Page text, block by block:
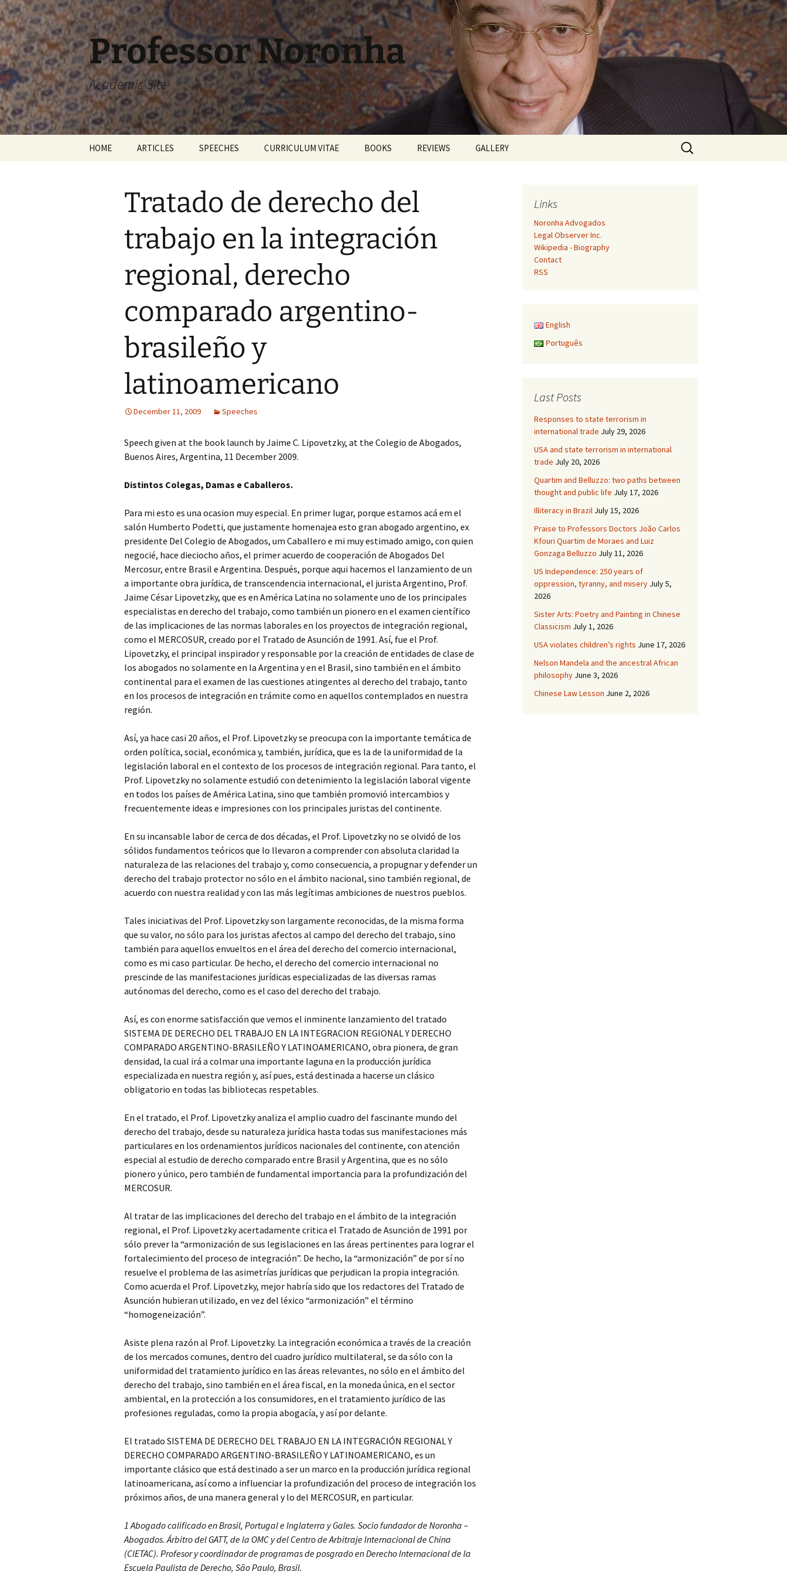
Skip
to
content
Professor Noronha
Academic Site
HOME ARTICLES SPEECHES CURRICULUM VITAE BOOKS REVIEWS GALLERY
Search
for:
Tratado de derecho del
trabajo en la integración
regional, derecho
comparado argentino-
brasileño y
latinoamericano
December 11, 2009 Speeches
Speech given at the book launch by Jaime C. Lipovetzky, at the Colegio de Abogados,
Buenos Aires, Argentina, 11 December 2009.
Distintos Colegas, Damas e Caballeros.
Para mi esto es una ocasion muy especial. En primer lugar, porque estamos acá em el
salón Humberto Podetti, que justamente homenajea esto gran abogado argentino, ex
presidente Del Colegio de Abogados, um Caballero e mi muy estimado amigo, con quien
negocié, hace dieciocho años, el primer acuerdo de cooperación de Abogados Del
Mercosur, entre Brasil e Argentina. Después, porque aqui hacemos el lanzamiento de un
a importante obra jurídica, de transcendencia internacional, el jurista Argentino, Prof.
Jaime César Lipovetzky, que es en América Latina no solamente uno de los principales
especialistas en derecho del trabajo, como también un pionero en el examen científico
de las implicaciones de las normas laborales en los proyectos de integración regional,
como el MERCOSUR, creado por el Tratado de Asunción de 1991. Así, fue el Prof.
Lipovetzky, el principal inspirador y responsable por la creación de entidades de clase de
los abogados no solamente en la Argentina y en el Brasil, sino también en el ámbito
continental para el examen de las cuestiones atingentes al derecho del trabajo, tanto
en los procesos de integración en trámite como en aquellos contemplados en nuestra
región.
Así, ya hace casi 20 años, el Prof. Lipovetzky se preocupa con la importante temática de
orden política, social, económica y, también, jurídica, que es la de la uniformidad de la
legislación laboral en el contexto de los procesos de integración regional. Para tanto, el
Prof. Lipovetzky no solamente estudió con detenimiento la legislación laboral vigente
en todos los países de América Latina, sino que también promovió intercambios y
frecuentemente ideas e impresiones con los principales juristas del continente.
En su incansable labor de cerca de dos décadas, el Prof. Lipovetzky no se olvidó de los
sólidos fundamentos teóricos que lo llevaron a comprender con absoluta claridad la
naturaleza de las relaciones del trabajo y, como consecuencia, a propugnar y defender un
derecho del trabajo protector no sólo en el ámbito nacional, sino también regional, de
acuerdo con nuestra realidad y con las más legítimas ambiciones de nuestros pueblos.
Tales iniciativas del Prof. Lipovetzky son largamente reconocidas, de la misma forma
que su valor, no sólo para los juristas afectos al campo del derecho del trabajo, sino
también para aquellos envueltos en el área del derecho del comercio internacional,
como es mi caso particular. De hecho, el derecho del comercio internacional no
prescinde de las manifestaciones jurídicas especializadas de las diversas ramas
autónomas del derecho, como es el caso del derecho del trabajo.
Así, es con enorme satisfacción que vemos el inminente lanzamiento del tratado
SISTEMA DE DERECHO DEL TRABAJO EN LA INTEGRACION REGIONAL Y DERECHO
COMPARADO ARGENTINO-BRASILEÑO Y LATINOAMERICANO, obra pionera, de gran
densidad, la cual irá a colmar una importante laguna en la producción jurídica
especializada en nuestra región y, así pues, está destinada a hacerse un clásico
obligatorio en todas las bibliotecas respetables.
En el tratado, el Prof. Lipovetzky analiza el amplio cuadro del fascinante mundo del
derecho del trabajo, desde su naturaleza jurídica hasta todas sus manifestaciones más
particulares en los ordenamientos jurídicos nacionales del continente, con atención
especial al estudio de derecho comparado entre Brasil y Argentina, que es no sólo
pionero y único, pero también de fundamental importancia para la profundización del
MERCOSUR.
Al tratar de las implicaciones del derecho del trabajo en el ámbito de la integración
regional, el Prof. Lipovetzky acertadamente critica el Tratado de Asunción de 1991 por
sólo prever la “armonización de sus legislaciones en las áreas pertinentes para lograr el
fortalecimiento del proceso de integración”. De hecho, la “armonización” de por sí no
resuelve el problema de las asimetrías jurídicas que perjudican la propia integración.
Como acuerda el Prof. Lipovetzky, mejor habría sido que los redactores del Tratado de
Asunción hubieran utilizado, en vez del léxico “armonización” el término
“homogeneización”.
Asiste plena razón al Prof. Lipovetzky. La integración económica a través de la creación
de los mercados comunes, dentro del cuadro jurídico multilateral, se da sólo con la
uniformidad del tratamiento jurídico en las áreas relevantes, no sólo en el ámbito del
derecho del trabajo, sino también en el área fiscal, en la moneda única, en el sector
ambiental, en la protección a los consumidores, en el tratamiento jurídico de las
profesiones reguladas, como la propia abogacía, y así por delante.
El tratado SISTEMA DE DERECHO DEL TRABAJO EN LA INTEGRACIÓN REGIONAL Y
DERECHO COMPARADO ARGENTINO-BRASILEÑO Y LATINOAMERICANO, es un
importante clásico que está destinado a ser un marco en la producción jurídica regional
latinoamericana, así como a influenciar la profundización del proceso de integración los
próximos años, de una manera general y lo del MERCOSUR, en particular.
1 Abogado calificado en Brasil, Portugal e Inglaterra y Gales. Socio fundador de Noronha –
Abogados. Árbitro del GATT, de la OMC y del Centro de Arbitraje Internacional de China
(CIETAC). Profesor y coordinador de programas de posgrado en Derecho Internacional de la
Escuela Paulista de Derecho, São Paulo, Brasil.
Links
Noronha Advogados
Legal Observer Inc.
Wikipedia - Biography
Contact
RSS
English
Português
Last Posts
Responses to state terrorism in
international trade July 29, 2026
USA and state terrorism in international
trade July 20, 2026
Quartim and Belluzzo: two paths between
thought and public life July 17, 2026
Illiteracy in Brazil July 15, 2026
Praise to Professors Doctors João Carlos
Kfouri Quartim de Moraes and Luiz
Gonzaga Belluzzo July 11, 2026
US Independence: 250 years of
oppression, tyranny, and misery July 5,
2026
Sister Arts: Poetry and Painting in Chinese
Classicism July 1, 2026
USA violates children’s rights June 17, 2026
Nelson Mandela and the ancestral African
philosophy June 3, 2026
Chinese Law Lesson June 2, 2026